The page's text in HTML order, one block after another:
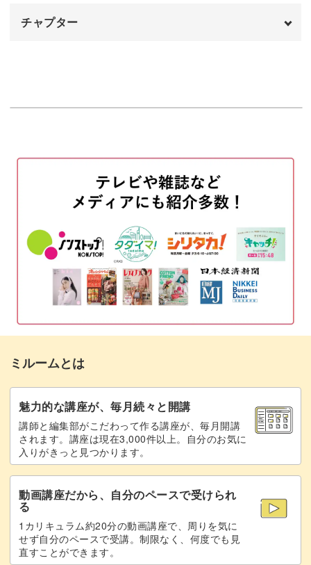
これから始める新しい趣味として、また、既に編み物が好
きな方にも、新たな技法としても水玉模様作りは楽しんで
いただけるはずです。
寒い季節もこれでぐっと楽しく、温かく過ごせること間違
皆さんと一緒に素敵なネックウォーマーを作るのを楽しみ
にしています。
それでは、冬を彩る特別な編み物の時間を一緒に過ごしま
しょう！
チャプター
編み始める前のポイント
輪に編むときのポイント 04:00
表目を2目編む 04:24
【2段目】輪の最後まで表2目編む、裏2目編
むを繰り返す
【7〜8段目】表目で編む
【9段目】水玉の色に変えて編む 09:44
【9段目】表目3目編む、引き上げ目を編む
を繰り返す
09:55
12:17
【12段目】ベースの色に変えて編む
ミルームとは
魅力的な講座が、毎月続々と開講
講師と編集部がこだわって作る講座が、毎月開講
されます。講座は現在3,000件以上。自分のお気に
入りがきっと見つかります。
動画講座だから、自分のペースで受けられ
る
1カリキュラム約20分の動画講座で、周りを気に
せず自分のペースで受講。制限なく、何度でも見
直すことができます。